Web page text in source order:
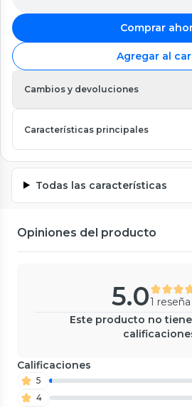
Comprar
Agregar al
Cambios y devoluciones
Características principales
Todas las características
Opiniones del producto
5.01 reseña
Este producto no
Calificaciones
5
4